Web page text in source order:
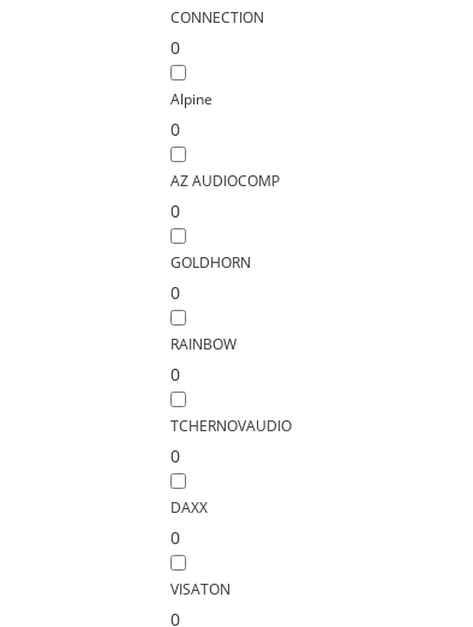
CONNECTION
0
Alpine
0
AZ AUDIOCOMP
0
GOLDHORN
0
RAINBOW
0
TCHERNOVAUDIO
0
DAXX
0
VISATON
0